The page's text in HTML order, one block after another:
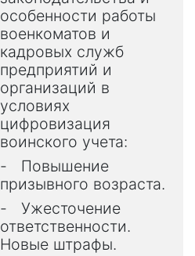
особенности работы
военкоматов и
кадровых служб
предприятий и
организаций в
условиях
цифровизация
воинского учета:
- Повышение
призывного возраста.
- Ужесточение
ответственности.
Новые штрафы.